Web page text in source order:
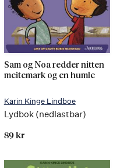
Sam og Noa redder nitten
meitemark og en humle
Karin Kinge Lindboe
Lydbok (nedlastbar)
89 kr